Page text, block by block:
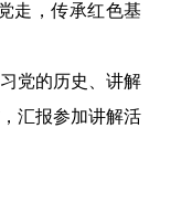
走，传承红色基
党的历史、讲解
汇报参加讲解活